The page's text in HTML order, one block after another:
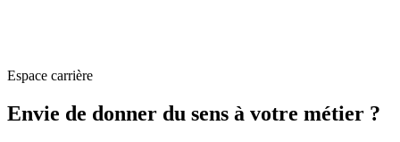
Espace carrière
Envie de donner du sens à votre métier ?